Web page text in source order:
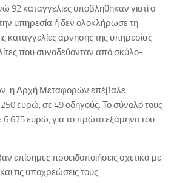
92 καταγγελίες υποβλήθηκαν γιατί ο
υπηρεσία ή δεν ολοκλήρωσε τη
καταγγελίες άρνησης της υπηρεσίας
που συνοδεύονταν από σκύλο-
η Αρχή Μεταφορών επέβαλε
ευρώ, σε 49 οδηγούς. Το σύνολό τους
6.675 ευρώ, για το πρώτο εξάμηνο του
επίσημες προειδοποιήσεις σχετικά με
τις υποχρεώσεις τους.